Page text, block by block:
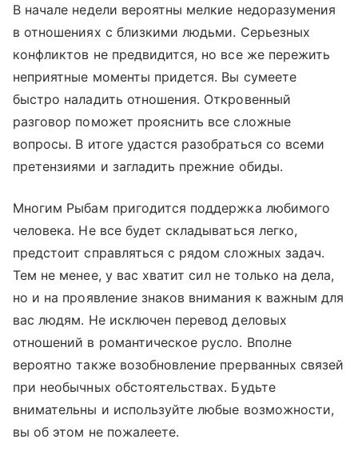
В начале недели вероятны мелкие недоразумения
в отношениях с близкими людьми. Серьезных
конфликтов не предвидится, но все же пережить
неприятные моменты придется. Вы сумеете
быстро наладить отношения. Откровенный
разговор поможет прояснить все сложные
вопросы. В итоге удастся разобраться со всеми
претензиями и загладить прежние обиды.
Многим Рыбам пригодится поддержка любимого
человека. Не все будет складываться легко,
предстоит справляться с рядом сложных задач.
Тем не менее, у вас хватит сил не только на дела,
но и на проявление знаков внимания к важным для
вас людям. Не исключен перевод деловых
отношений в романтическое русло. Вполне
вероятно также возобновление прерванных связей
при необычных обстоятельствах. Будьте
внимательны и используйте любые возможности,
вы об этом не пожалеете.